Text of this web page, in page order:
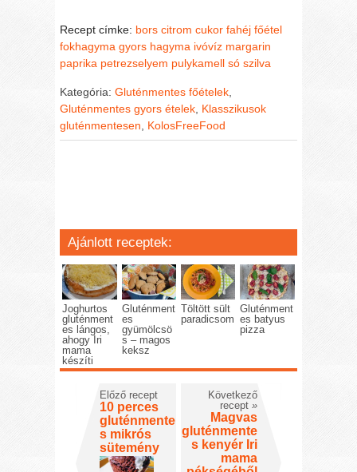
Recept címke: bors citrom cukor fahéj főétel
fokhagyma gyors hagyma ivóvíz margarin
paprika petrezselyem pulykamell só szilva
Kategória:Gluténmentes főételek
Gluténmentes gyors ételek Klasszikusok
gluténmentesen
KolosFreeFood
Ajánlott receptek:
Joghurtos
gluténment
es lángos,
ahogy Iri
mama
készíti
Gluténment
es
gyümölcsö
s – magos
keksz
Töltött sült
paradicsom
Gluténment
es batyus
pizza
Előző recept
10 perces
gluténmente
s mikrós
sütemény
Következő
recept »
Magvas
gluténmente
s kenyér Iri
mama